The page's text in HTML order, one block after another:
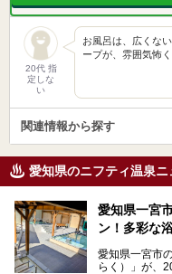
20代 指
定しな
い
お風呂は、広くな
ープが、雰囲気怖
関連情報から探す
愛知県のニフティ温泉ニ
愛知県一宮
ン！多彩な
愛知県一宮市
らく）」が、